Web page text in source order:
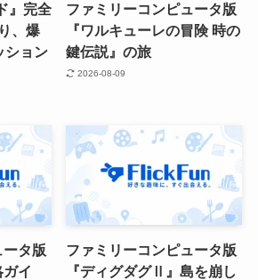
』完全
、爆
ション
ファミリーコンピュータ版
『ワルキューレの冒険 時の
鍵伝説』の旅
2026-08-09
タ版
ガイ
ファミリーコンピュータ版
『ディグダグⅡ』島を崩し